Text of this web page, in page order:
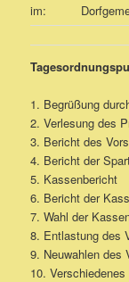
im:
1. Begrüßung
2. Verlesung des
3. Bericht des
4. Bericht der
5. Kassenbericht
6. Bericht der
7. Wahl der
8. Entlastung des
9. Neuwahlen des
10. Verschiedenes